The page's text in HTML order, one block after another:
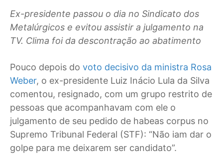
Ex-presidente passou o dia no Sindicato dos
Metalúrgicos e evitou assistir a julgamento na
TV. Clima foi da descontração ao abatimento
Pouco depois do voto decisivo da ministra Rosa
Weber, o ex-presidente Luiz Inácio Lula da Silva
comentou, resignado, com um grupo restrito de
pessoas que acompanhavam com ele o
julgamento de seu pedido de habeas corpus no
Supremo Tribunal Federal (STF): “Não iam dar o
golpe para me deixarem ser candidato”.